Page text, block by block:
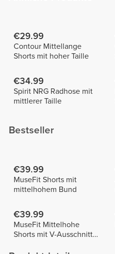
€29.99
Contour Mittellange
Shorts mit hoher Taille
€34.99
Spirit NRG Radhose mit
mittlerer Taille
Bestseller
€39.99
MuseFit Shorts mit
mittelhohem Bund
€39.99
MuseFit Mittelhohe
Shorts mit V-Ausschnitt